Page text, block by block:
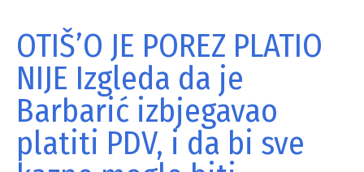
OTIŠ’O JE POREZ PLATIO
NIJE Izgleda da je
Barbarić izbjegavao
platiti PDV, i da bi sve